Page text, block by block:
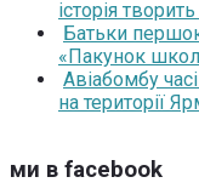
історія
Батьки
«Пакунок
Авіабомбу
на території
ми в facebook